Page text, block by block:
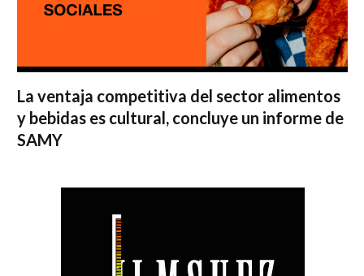
La ventaja competitiva del sector alimentos
y bebidas es cultural, concluye un informe de
SAMY